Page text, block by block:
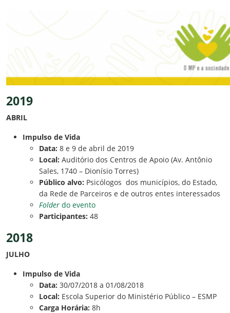
2019
ABRIL
Impulso de Vida
Data: 8 e 9 de abril de 2019
Local: Auditório dos Centros de Apoio (Av. Antônio
Sales, 1740 – Dionísio Torres)
Público alvo: Psicólogos dos municípios, do Estado,
da Rede de Parceiros e de outros entes interessados
Folder do evento
Participantes: 48
2018
JULHO
Impulso de Vida
Data: 30/07/2018 a 01/08/2018
Local: Escola Superior do Ministério Público – ESMP
Carga Horária: 8h